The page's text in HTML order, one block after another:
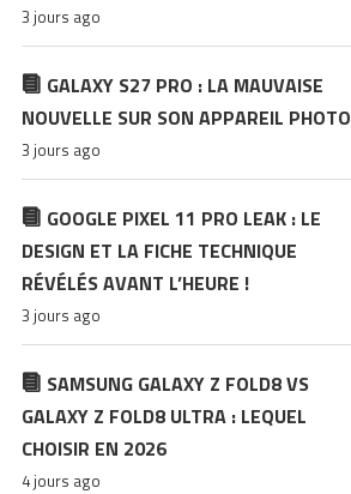
3 jours ago
GALAXY S27 PRO : LA MAUVAISE
NOUVELLE SUR SON APPAREIL PHOTO
3 jours ago
GOOGLE PIXEL 11 PRO LEAK : LE
DESIGN ET LA FICHE TECHNIQUE
RÉVÉLÉS AVANT L’HEURE !
3 jours ago
SAMSUNG GALAXY Z FOLD8 VS
GALAXY Z FOLD8 ULTRA : LEQUEL
CHOISIR EN 2026
4 jours ago